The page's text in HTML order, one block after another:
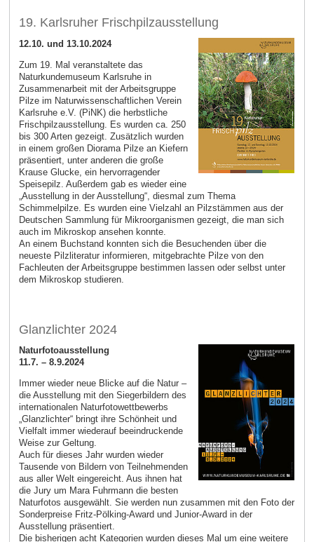
19. Karlsruher Frischpilzausstellung
12.10. und 13.10.2024
Zum 19. Mal veranstaltete das
Naturkundemuseum Karlsruhe in
Zusammenarbeit mit der Arbeitsgruppe
Pilze im Naturwissenschaftlichen Verein
Karlsruhe e.V. (PiNK) die herbstliche
Frischpilzausstellung. Es wurden ca. 250
bis 300 Arten gezeigt. Zusätzlich wurden
in einem großen Diorama Pilze an Kiefern
präsentiert, unter anderen die große
Krause Glucke, ein hervorragender
Speisepilz. Außerdem gab es wieder eine
„Ausstellung in der Ausstellung“, diesmal zum Thema
Schimmelpilze. Es wurden eine Vielzahl an Pilzstämmen aus der
Deutschen Sammlung für Mikroorganismen gezeigt, die man sich
auch im Mikroskop ansehen konnte.
An einem Buchstand konnten sich die Besuchenden über die
neueste Pilzliteratur informieren, mitgebrachte Pilze von den
Fachleuten der Arbeitsgruppe bestimmen lassen oder selbst unter
dem Mikroskop studieren.
Glanzlichter 2024
Naturfotoausstellung
11.7. – 8.9.2024
Immer wieder neue Blicke auf die Natur –
die Ausstellung mit den Siegerbildern des
internationalen Naturfotowettbewerbs
„Glanzlichter“ bringt ihre Schönheit und
Vielfalt immer wiederauf beeindruckende
Weise zur Geltung.
Auch für dieses Jahr wurden wieder
Tausende von Bildern von Teilnehmenden
aus aller Welt eingereicht. Aus ihnen hat
die Jury um Mara Fuhrmann die besten
Naturfotos ausgewählt. Sie werden nun zusammen mit den Foto der
Sonderpreise Fritz-Pölking-Award und Junior-Award in der
Ausstellung präsentiert.
Die bisherigen acht Kategorien wurden dieses Mal um eine weitere